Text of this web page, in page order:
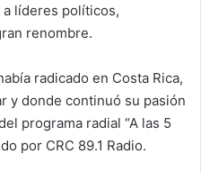
líderes políticos,
renombre.
radicado en Costa Rica,
y donde continuó su pasión
programa radial “A las 5
por CRC 89.1 Radio.